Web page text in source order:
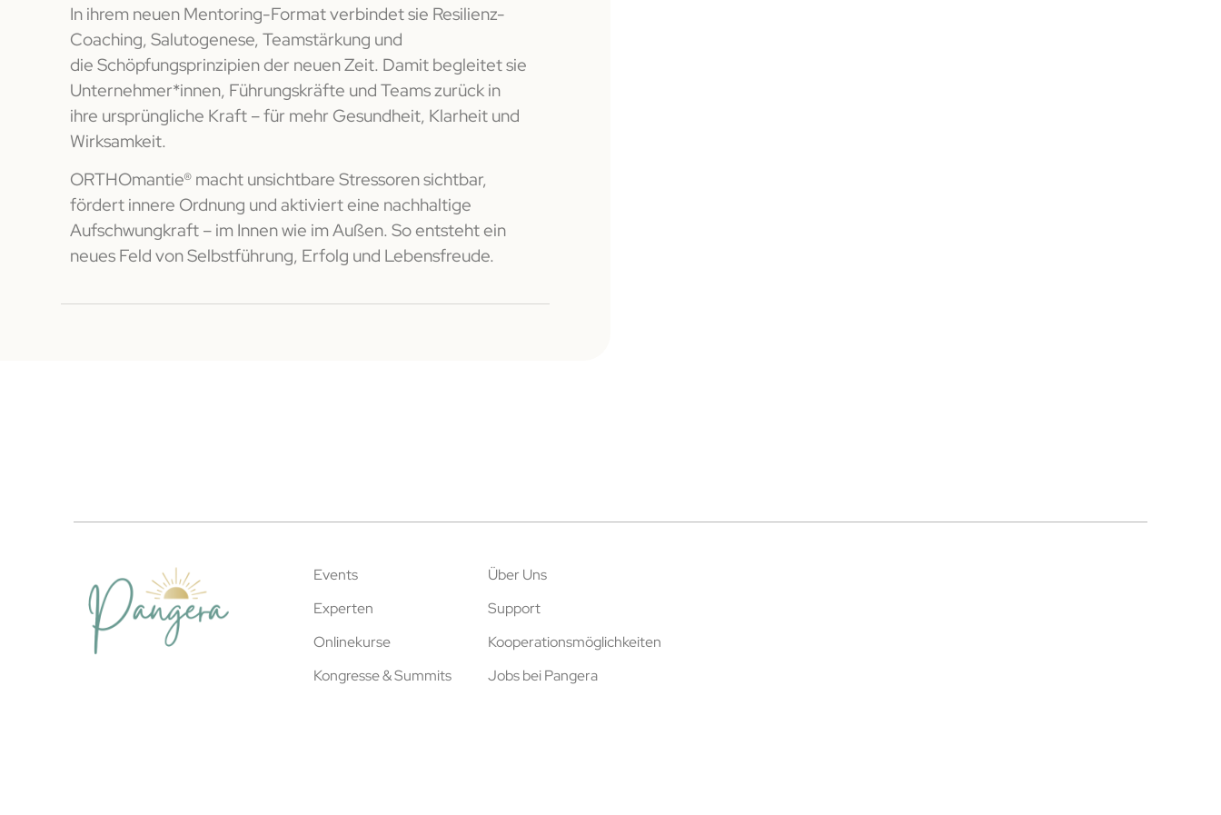
In ihrem neuen Mentoring-Format verbindet sie Resilienz-
Coaching, Salutogenese, Teamstärkung und
die Schöpfungsprinzipien der neuen Zeit. Damit begleitet sie
Unternehmer*innen, Führungskräfte und Teams zurück in
ihre ursprüngliche Kraft – für mehr Gesundheit, Klarheit und
Wirksamkeit.
ORTHOmantie® macht unsichtbare Stressoren sichtbar,
fördert innere Ordnung und aktiviert eine nachhaltige
Aufschwungkraft – im Innen wie im Außen. So entsteht ein
neues Feld von Selbstführung, Erfolg und Lebensfreude.
Events
Experten
Onlinekurse
Kongresse & Summits
Über Uns
Support
Kooperationsmöglichkeiten
Jobs bei Pangera